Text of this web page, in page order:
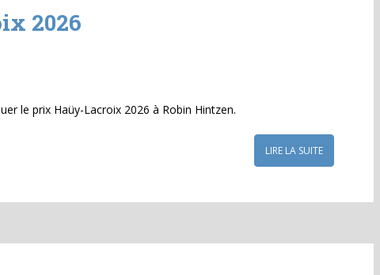
2026
le prix Haüy-Lacroix 2026 à Robin Hintzen.
LIRE LA SUITE